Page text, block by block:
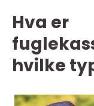
Hva er
hvilke